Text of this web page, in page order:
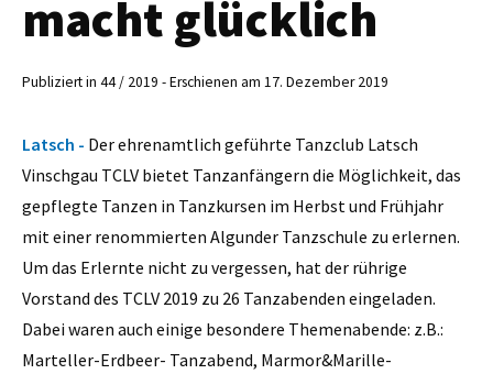
macht glücklich
Publiziert in 44 / 2019 - Erschienen am 17. Dezember 2019
Latsch - Der ehrenamtlich geführte Tanzclub Latsch
Vinschgau TCLV bietet Tanzanfängern die Möglichkeit, das
gepflegte Tanzen in Tanzkursen im Herbst und Frühjahr
mit einer renommierten Algunder Tanzschule zu erlernen.
Um das Erlernte nicht zu vergessen, hat der rührige
Vorstand des TCLV 2019 zu 26 Tanzabenden eingeladen.
Dabei waren auch einige besondere Themenabende: z.B.:
Marteller-Erdbeer- Tanzabend, Marmor&Marille-